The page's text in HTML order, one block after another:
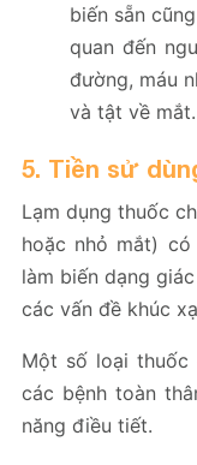
biến sẵn
quan đến
đường, máu
và tật về mắt.
5. Tiền sử
Lạm dụng thuốc
hoặc nhỏ mắt)
làm biến dạng
các vấn đề khúc
Một số loại
các bệnh toàn
năng điều tiết.